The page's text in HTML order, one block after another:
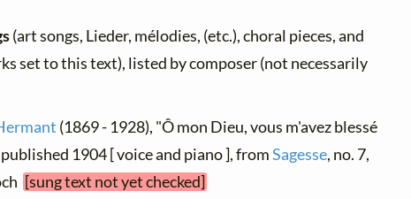
(art songs, Lieder, mélodies, (etc.), choral pieces, and
set to this text), listed by composer (not necessarily
(1869 - 1928), "Ô mon Dieu, vous m'avez blessé
1904 [ voice and piano ], fromSagesse, no. 7,
[sung text not yet checked]